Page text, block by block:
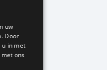
uw
Door
u in met
ons